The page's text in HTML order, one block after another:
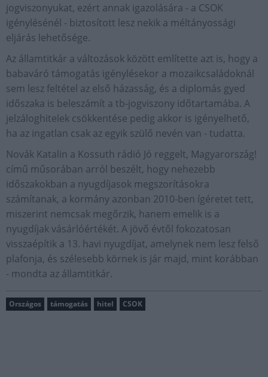
jogviszonyukat, ezért annak igazolására - a CSOK
igénylésénél - biztosított lesz nekik a méltányossági
eljárás lehetősége.
Az államtitkár a változások között említette azt is, hogy a
babaváró támogatás igénylésekor a mozaikcsaládoknál
sem lesz feltétel az első házasság, és a diplomás gyed
időszaka is beleszámít a tb-jogviszony időtartamába. A
jelzáloghitelek csökkentése pedig akkor is igényelhető,
ha az ingatlan csak az egyik szülő nevén van - tudatta.
Novák Katalin a Kossuth rádió Jó reggelt, Magyarország!
című műsorában arról beszélt, hogy nehezebb
időszakokban a nyugdíjasok megszorításokra
számítanak, a kormány azonban 2010-ben ígéretet tett,
miszerint nemcsak megőrzik, hanem emelik is a
nyugdíjak vásárlóértékét. A jövő évtől fokozatosan
visszaépítik a 13. havi nyugdíjat, amelynek nem lesz felső
plafonja, és szélesebb körnek is jár majd, mint korábban
- mondta az államtitkár.
Országos támogatás hitel CSOK